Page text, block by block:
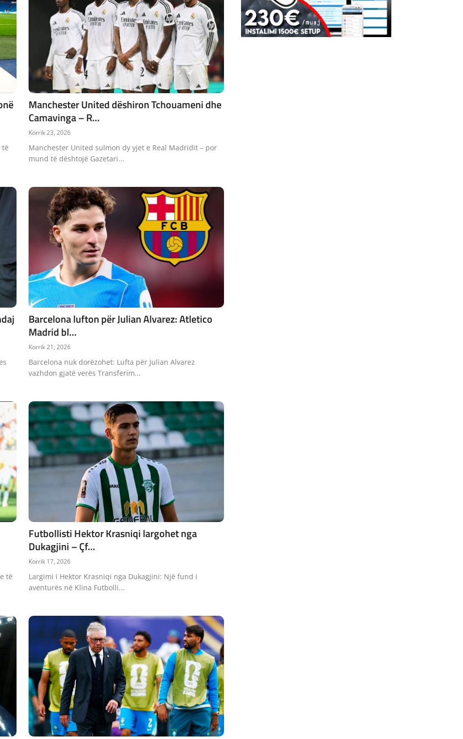
të
Manchester United dëshiron Tchouameni dhe
Camavinga – R...
Korrik 23, 2026
Manchester United sulmon dy yjet e Real Madridit – por
mund të dështojë Gazetari...
Barcelona lufton për Julian Alvarez: Atletico
Madrid bl...
Korrik 21, 2026
Barcelona nuk dorëzohet: Lufta për Julian Alvarez
vazhdon gjatë verës Transferim...
të
Futbollisti Hektor Krasniqi largohet nga
Dukagjini – Çf...
Korrik 17, 2026
Largimi i Hektor Krasniqi nga Dukagjini: Një fund i
aventurës në Klina Futbolli...